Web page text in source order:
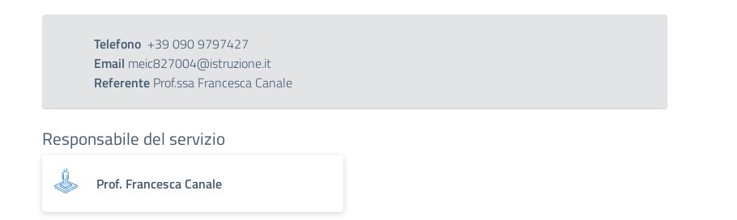
Telefono +39 090 9797427
Email meic827004@istruzione.it
Referente Prof.ssa Francesca Canale
Responsabile del servizio
Prof. Francesca Canale